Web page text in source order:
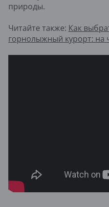
природы.
Читайте также: Как
горнолыжный курорт: на